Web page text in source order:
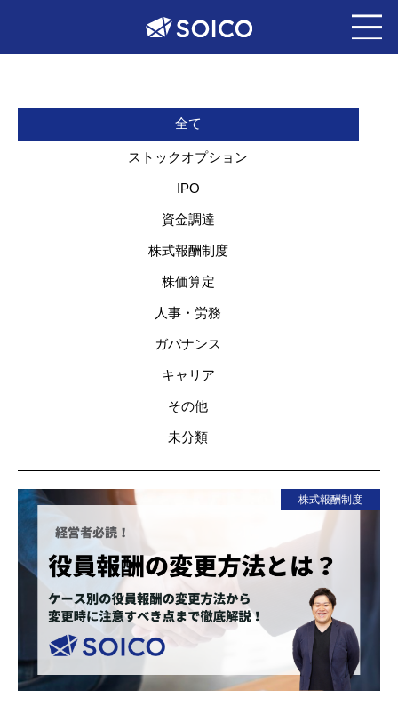
全て
ストックオプション
IPO
資金調達
株式報酬制度
株価算定
人事・労務
ガバナンス
キャリア
その他
未分類
株式報酬制度